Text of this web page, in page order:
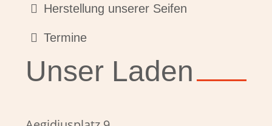
Herstellung unserer Seifen
Termine
Unser Laden